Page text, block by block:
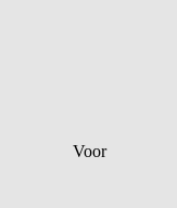
Voor